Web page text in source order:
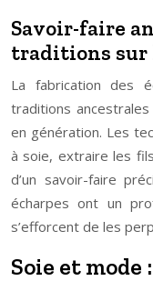
Savoir-faire
traditions sur
La fabrication des
traditions
en génération. Les
à soie, extraire les
d’un savoir-faire
écharpes ont un
s’efforcent de les
Soie et